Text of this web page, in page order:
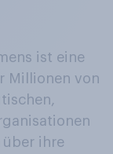
ist eine
Millionen von
ihre